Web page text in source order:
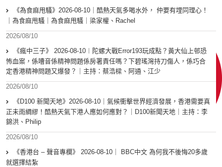
《為食麻甩騷》2026-08-10｜酷熱天氣多喝水外， 仲要有埋同理心！
｜為食麻甩騷｜為食麻甩騷｜梁家權、Rachel
2026/08/10
《瘋中三子》 2026-08-10︱陀螺大戰Error193玩成點？黃大仙上邨恐
怖血案，係嘈音係精神問題係房署責任嗎？下碧瑤灣持刀傷人，係巧合
定香港精神問題又爆發？｜主持：蔡浩樑、阿通、江少
2026/08/10
《D100 新聞天地》2026-08-10｜氣候衝擊世界經濟發展，香港需要真
正未雨綢繆！酷熱天氣下港人應如何應對？｜D100新聞天地｜主持：李
錦洪、Philip
2026/08/10
《香港台 – 聲音專欄》 2026-08-10｜ BBC中文 為何我不後悔20多歲
就選擇結紮